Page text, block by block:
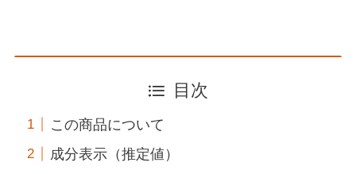
目次
この商品について
成分表示（推定値）